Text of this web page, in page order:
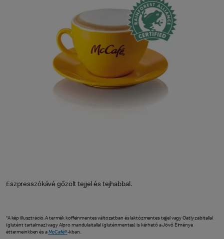
Eszpresszókávé gőzölt tejjel és tejhabbal.
*A kép illusztráció. A termék koffeinmentes változatban és laktózmentes tejjel vagy Oatly zabitallal
(glutént tartalmaz) vagy Alpro mandulaitallal (gluténmentes) is kérhető a Jövő Élménye
éttermeinkben és a McCafé®-kban.